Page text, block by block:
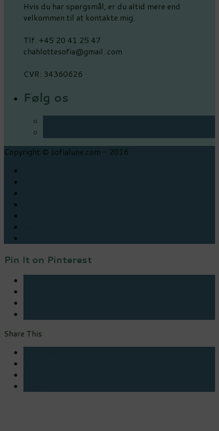
Hvis du har spørgsmål, er du altid mere end
velkommen til at kontakte mig.
Tlf. +45 20 41 25 47
chahlottesofia@gmail..com
CVR: 34360626
Følg os
Copyright © sofialune.com - 2016
Pin It on Pinterest
Share This